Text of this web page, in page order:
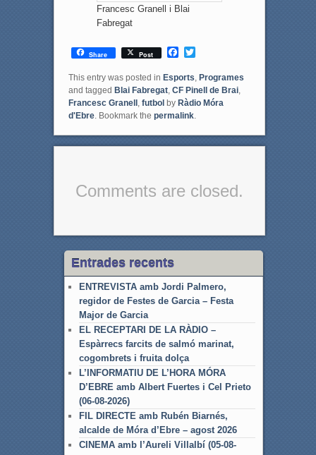
Francesc Granell i Blai
Fabregat
Share Post
F
c
e
b
o
o
T
t
t
e
r
This entry was posted in Esports Programes
and tagged Blai Fabregat, CF Pinell de Brai,
Francesc Granell, futbolby Ràdio Móra
d'Ebre. Bookmark the permalink.
Comments are closed.
Entrades recents
ENTREVISTA amb Jordi Palmero,
regidor de Festes de Garcia – Festa
Major de Garcia
EL RECEPTARI DE LA RÀDIO –
Espàrrecs farcits de salmó marinat,
cogombrets i fruita dolça
L’INFORMATIU DE L’HORA MÓRA
D’EBRE amb Albert Fuertes i Cel Prieto
(06-08-2026)
FIL DIRECTE amb Rubén Biarnés,
alcalde de Móra d’Ebre – agost 2026
CINEMA amb l’Aureli Villalbí (05-08-